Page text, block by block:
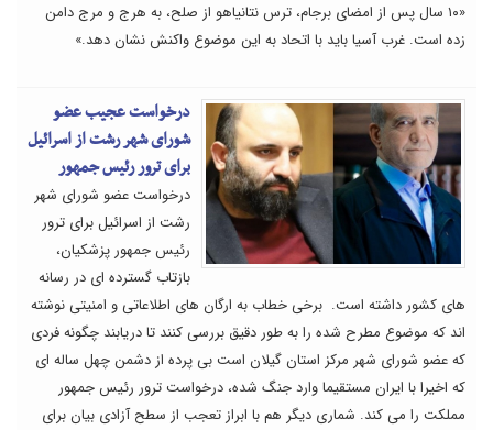
«۱۰ سال پس از امضای برجام، ترس نتانیاهو از صلح، به هرج و مرج دامن
زده است. غرب آسیا باید با اتحاد به این موضوع واکنش نشان دهد.»
درخواست عجیب عضو
شورای شهر رشت از اسرائیل
برای ترور رئیس جمهور
درخواست عضو شورای شهر
رشت از اسرائیل برای ترور
رئیس جمهور پزشکیان،
بازتاب گسترده ای در رسانه
های کشور داشته است. برخی خطاب به ارگان های اطلاعاتی و امنیتی نوشته
اند که موضوع مطرح شده را به طور دقیق بررسی کنند تا دریابند چگونه فردی
که عضو شورای شهر مرکز استان گیلان است بی پرده از دشمن چهل ساله ای
که اخیرا با ایران مستقیما وارد جنگ شده، درخواست ترور رئیس جمهور
مملکت را می کند. شماری دیگر هم با ابراز تعجب از سطح آزادی بیان برای